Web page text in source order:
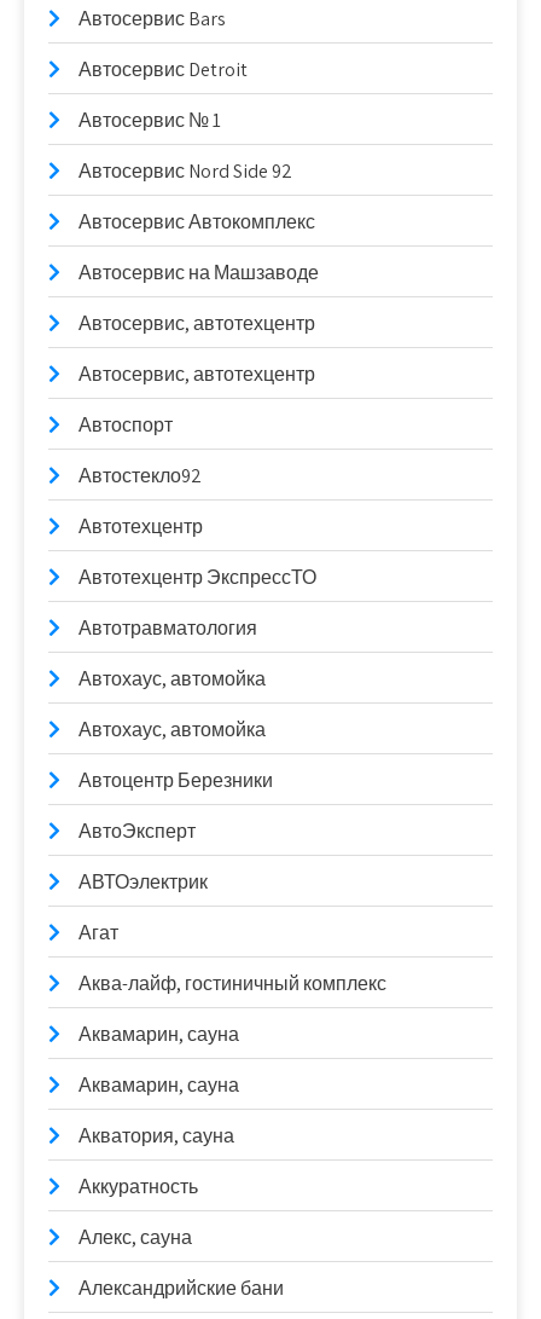
Автосервис Bars
Автосервис Detroit
Автосервис № 1
Автосервис Nord Side 92
Автосервис Автокомплекс
Автосервис на Машзаводе
Автосервис, автотехцентр
Автосервис, автотехцентр
Автоспорт
Автостекло92
Автотехцентр
Автотехцентр ЭкспрессТО
Автотравматология
Автохаус, автомойка
Автохаус, автомойка
Автоцентр Березники
АвтоЭксперт
АВТОэлектрик
Агат
Аква-лайф, гостиничный комплекс
Аквамарин, сауна
Аквамарин, сауна
Акватория, сауна
Аккуратность
Алекс, сауна
Александрийские бани